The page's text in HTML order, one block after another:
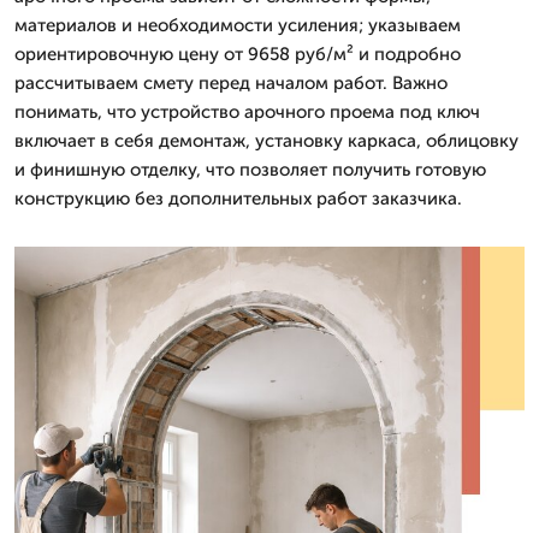
материалов и необходимости усиления; указываем
ориентировочную цену от 9658 руб/м² и подробно
рассчитываем смету перед началом работ. Важно
понимать, что устройство арочного проема под ключ
включает в себя демонтаж, установку каркаса, облицовку
и финишную отделку, что позволяет получить готовую
конструкцию без дополнительных работ заказчика.